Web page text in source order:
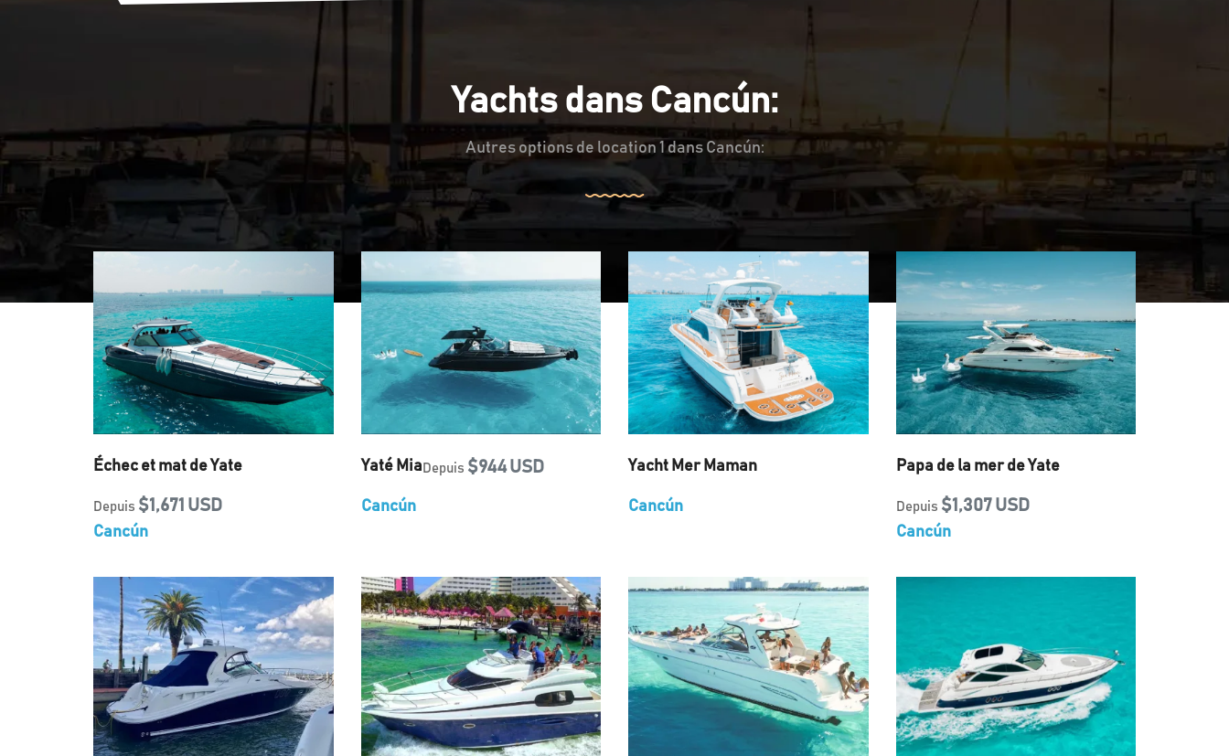
Yachts dans Cancún:
Autres options de location 1 dans Cancún:
Échec et mat de Yate
Depuis $1,671 USD
Cancún
Yaté Mia Depuis $944 USD
Cancún
Yacht Mer Maman
Cancún
Papa de la mer de Yate
Depuis $1,307 USD
Cancún